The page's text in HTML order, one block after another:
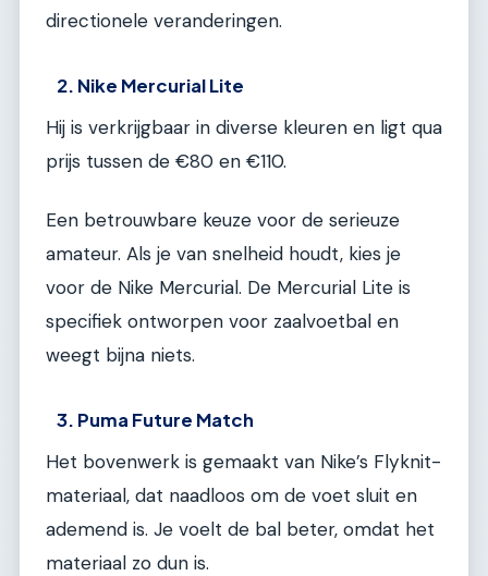
directionele veranderingen.
2. Nike Mercurial Lite
Hij is verkrijgbaar in diverse kleuren en ligt qua
prijs tussen de €80 en €110.
Een betrouwbare keuze voor de serieuze
amateur. Als je van snelheid houdt, kies je
voor de Nike Mercurial. De Mercurial Lite is
specifiek ontworpen voor zaalvoetbal en
weegt bijna niets.
3. Puma Future Match
Het bovenwerk is gemaakt van Nike’s Flyknit-
materiaal, dat naadloos om de voet sluit en
ademend is. Je voelt de bal beter, omdat het
materiaal zo dun is.